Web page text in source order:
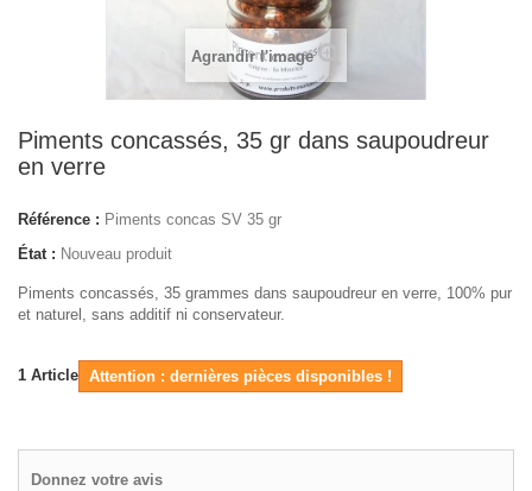
Agrandir l'image
Piments concassés, 35 gr dans saupoudreur
en verre
Référence : Piments concas SV 35 gr
État : Nouveau produit
Piments concassés, 35 grammes dans saupoudreur en verre, 100% pur
et naturel, sans additif ni conservateur.
1 Article Attention : dernières pièces disponibles !
Donnez votre avis